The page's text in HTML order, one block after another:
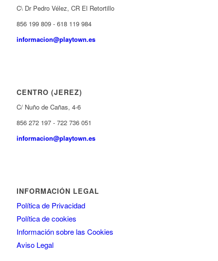
C\ Dr Pedro Vélez, CR El Retortillo
856 199 809 - 618 119 984
informacion@playtown.es
CENTRO (JEREZ)
C/ Nuño de Cañas, 4-6
856 272 197 - 722 736 051
informacion@playtown.es
INFORMACIÓN LEGAL
Política de Privacidad
Política de cookies
Información sobre las Cookies
Aviso Legal